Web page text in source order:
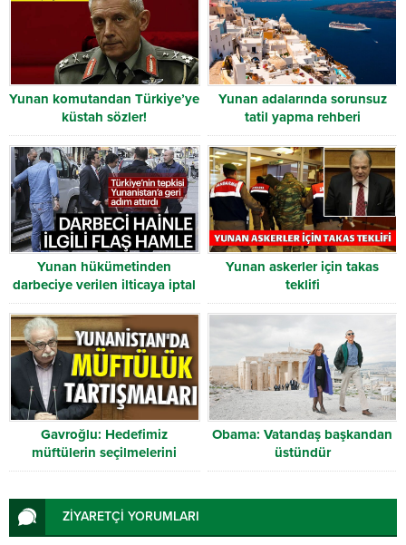
Yunan komutandan Türkiye’ye
küstah sözler!
Yunan adalarında sorunsuz
tatil yapma rehberi
Yunan hükümetinden
darbeciye verilen ilticaya iptal
başvurusu
Yunan askerler için takas
teklifi
Gavroğlu: Hedefimiz
müftülerin seçilmelerini
sağlamak
Obama: Vatandaş başkandan
üstündür
ZİYARETÇİ YORUMLARI